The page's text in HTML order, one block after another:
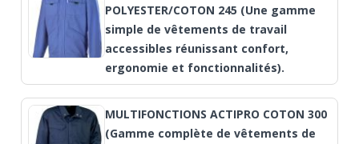
POLYESTER/COTON 245 (Une gamme
simple de vêtements de travail
accessibles réunissant confort,
ergonomie et fonctionnalités).
MULTIFONCTIONS ACTIPRO COTON 300
(Gamme complète de vêtements de